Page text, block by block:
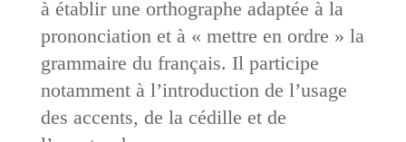
à établir une orthographe adaptée à la
prononciation et à « mettre en ordre » la
grammaire du français. Il participe
notamment à l’introduction de l’usage
des accents, de la cédille et de